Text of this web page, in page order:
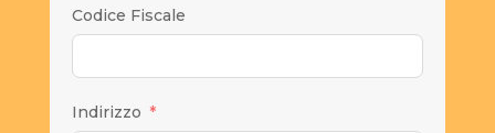
Codice Fiscale
Indirizzo